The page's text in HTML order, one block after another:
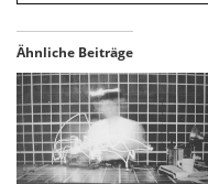
Ähnliche Beiträge